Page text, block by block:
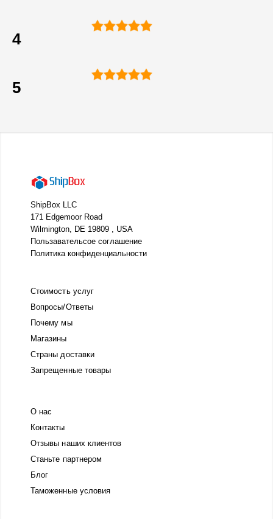
4
5
ShipBox LLC
171 Edgemoor Road
Wilmington, DE 19809 , USA
Пользавательсое соглашение
Политика конфиденциальности
Стоимость услуг
Вопросы/Ответы
Почему мы
Магазины
Страны доставки
Запрещенные товары
О нас
Контакты
Отзывы наших клиентов
Станьте партнером
Блог
Таможенные условия